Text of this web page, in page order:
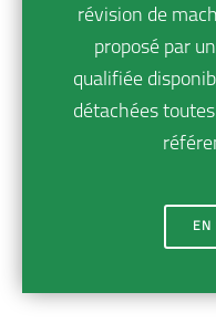
révision de
proposé par
qualifiée
détachées
EN